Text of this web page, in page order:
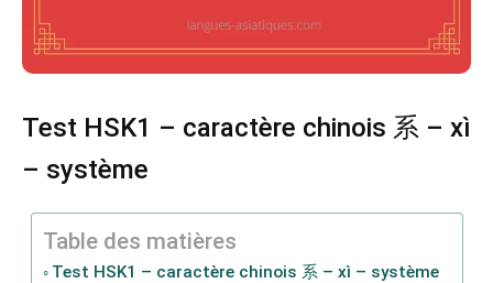
Test HSK1 – caractère chinois 系 – xì
– système
Table des matières
Test HSK1 – caractère chinois 系 – xì – système